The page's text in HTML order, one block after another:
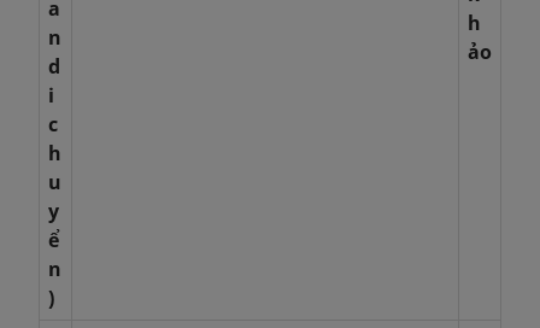
a
n
d
i
c
h
u
y
ể
n
)
h
ảo